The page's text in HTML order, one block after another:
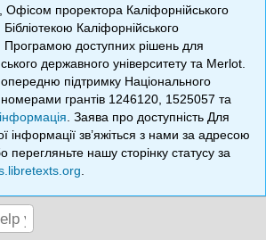
Офісом проректора Каліфорнійського
Бібліотекою Каліфорнійського
Програмою доступних рішень для
державного університету та Merlot.
підтримку Національного
грантів 1246120, 1525057 та
. Заява про доступність Для
інформації зв’яжіться з нами за адресою
перегляньте нашу сторінку статусу за